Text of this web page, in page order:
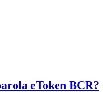
eToken BCR?